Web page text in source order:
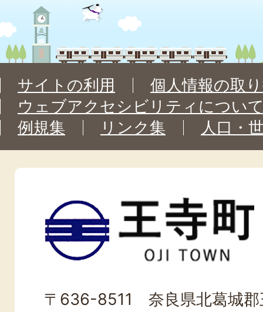
サイトの利用
個人情報の取
ウェブアクセシビリティについ
例規集
リンク集 人口・
王
寺
町
TOWN
〒636-8511 奈良県北葛城郡